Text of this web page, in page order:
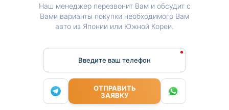
Наш менеджер перезвонит Вам и обсудит с
Вами варианты покупки необходимого Вам
авто из Японии или Южной Кореи.
Введите ваш телефон
ОТПРАВИТЬ
ЗАЯВКУ